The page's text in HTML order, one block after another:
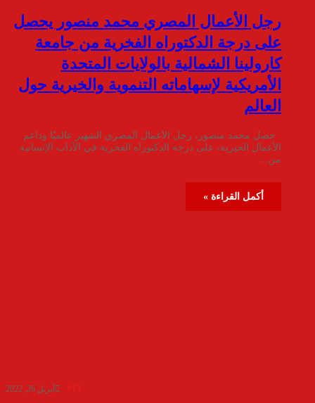
رجل الأعمال المصري محمد منصور يحصل
على درجة الدكتوراه الفخرية من جامعة
كارولينا الشمالية بالولايات المتحدة
الأمريكية لإسهاماته التنموية والخيرية حول
العالم
حصل محمد منصور، رجل الأعمال المصري الشهير عالميًا وداعم
الأعمال الخيرية، على درجة الدكتوراه الفخرية في الآداب الإنسانية
من…
أكمل القراءة »
أبريل 26, 2022 613